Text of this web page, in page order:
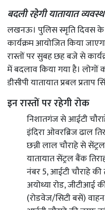
बदली रहेगी यातायात
लखनऊ। पुलिस स्मृति दिवस
कार्यक्रम आयोजित किया
रास्तों पर सुबह छह बजे से
में बदलाव किया गया है। लोगों
डीसीपी यातायात प्रबल प्रताप
इन रास्तों पर रहेगी रोक
निशातगंज से आईटी
इंदिरा ओवरब्रिज ढाल
छन्नी लाल चौराहे से
यातायात सेंट्रल बैंक
नंबर 5, आईटी चौराहे की
अयोध्या रोड,
(रोडवेज/सिटी बसें)